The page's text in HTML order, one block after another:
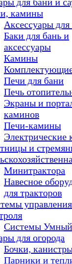
камины
Аксессуары
Баки для бань и
аксессуары
Камины
Печи для бани
Печь
Экраны и
каминов
Печи-камины
Электрические
и
Минитрактора
Навесное
для тракторов
Системы
для огорода
Бочки,
Парники и